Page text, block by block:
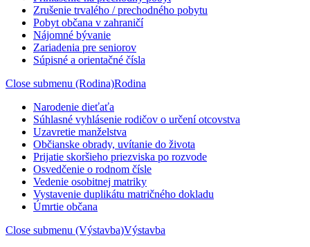
Zrušenie trvalého / prechodného pobytu
Pobyt občana v zahraničí
Nájomné bývanie
Zariadenia pre seniorov
Súpisné a orientačné čísla
Close submenu (Rodina)Rodina
Narodenie dieťaťa
Súhlasné vyhlásenie rodičov o určení otcovstva
Uzavretie manželstva
Občianske obrady, uvítanie do života
Prijatie skoršieho priezviska po rozvode
Osvedčenie o rodnom čísle
Vedenie osobitnej matriky
Vystavenie duplikátu matričného dokladu
Úmrtie občana
Close submenu (Výstavba)Výstavba